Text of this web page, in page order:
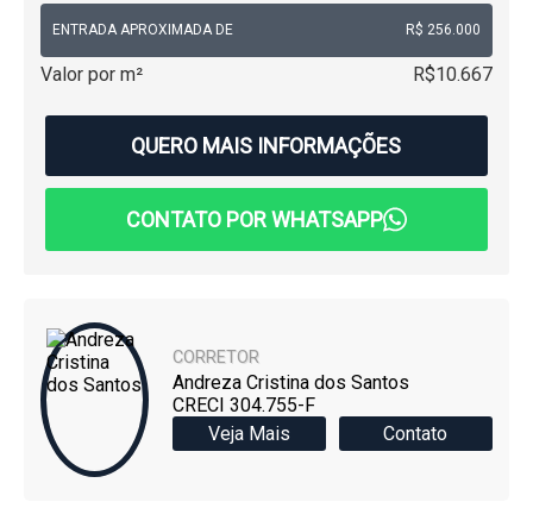
ENTRADA APROXIMADA DE R$ 256.000
Valor por m² R$10.667
QUERO MAIS INFORMAÇÕES
CONTATO POR WHATSAPP
CORRETOR
Andreza Cristina dos Santos
CRECI 304.755-F
Veja Mais
Contato